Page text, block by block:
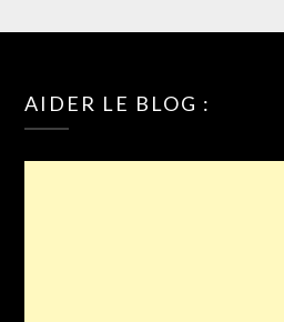
AIDER LE BLOG :